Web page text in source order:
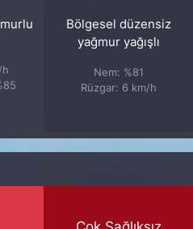
h
Bölgesel düzensiz
yağmur yağışlı
Nem: %81
Rüzgar: 6 km/h